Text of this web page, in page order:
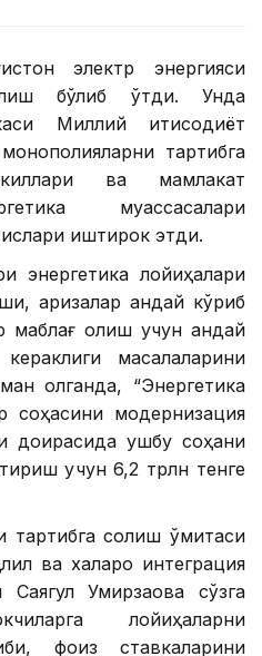
электр энергияси
бўлиб ўтди. Унда
Миллий иқтисодиёт
тартибга
ва мамлакат
муассасалари
иштирок этди.
энергетика лойиҳалари
аризалар қандай кўриб
маблағ олиш учун қандай
масалаларини
олганда, “Энергетика
соҳасини модернизация
доирасида ушбу соҳани
учун 6,2 трлн тенге
солиш қўмитаси
ва халқаро интеграция
Умирзақова сўзга
лойиҳаларни
фоиз ставкаларини